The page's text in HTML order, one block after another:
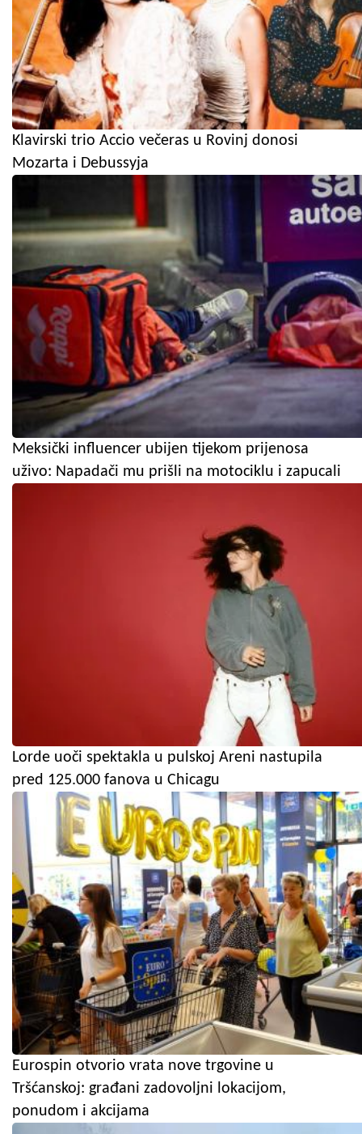
Klavirski trio Accio večeras u Rovinj donosi
Mozarta i Debussyja
Meksički influencer ubijen tijekom prijenosa
uživo: Napadači mu prišli na motociklu i zapucali
Lorde uoči spektakla u pulskoj Areni nastupila
pred 125.000 fanova u Chicagu
Eurospin otvorio vrata nove trgovine u
Tršćanskoj: građani zadovoljni lokacijom,
ponudom i akcijama